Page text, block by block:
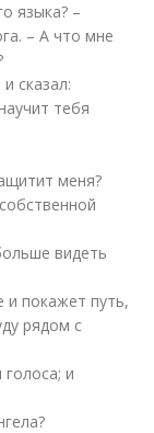
языка? –
– А что мне
сказал:
тебя
меня?
видеть
и покажет путь,
рядом с
и